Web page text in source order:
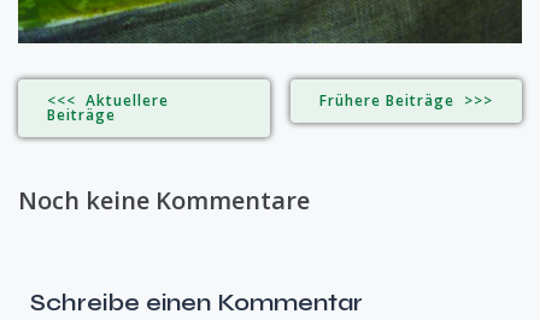
<<< Aktuellere
Beiträge
Frühere Beiträge >>>
Noch keine Kommentare
Schreibe einen Kommentar